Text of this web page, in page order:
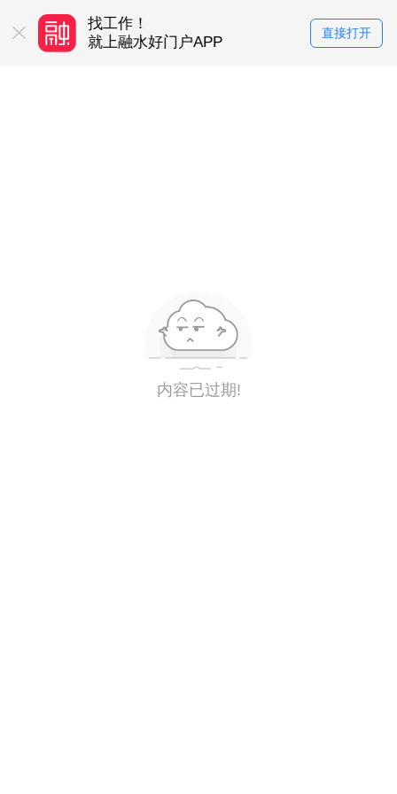
平台
找工作！
就上融水好门户APP
买房卖房！
就上融水好门
直接打开
内容已过期!